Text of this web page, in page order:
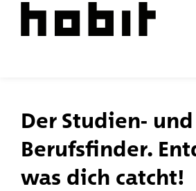
Der Studien- und
Berufsfinder.
was dich catcht!